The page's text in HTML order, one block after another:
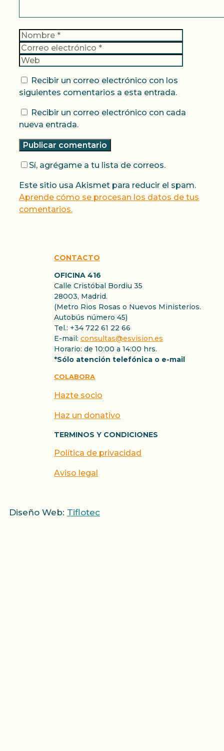
Nombre
Recibir un correo electrónico con los
siguientes comentarios a esta entrada.
Recibir un correo electrónico con cada
nueva entrada.
Sí, agrégame a tu lista de correos.
Este sitio usa Akismet para reducir el spam.
Aprende cómo se procesan los datos de tus
comentarios.
CONTACTO
OFICINA 416
Calle Cristóbal Bordiu 35
28003, Madrid.
(Metro Rios Rosas o Nuevos Ministerios.
Autobús número 45)
Tel.: +34 722 61 22 66
E-mail: consultas@esvision.es
Horario: de 10:00 a 14:00 hrs.
*Sólo atención telefónica o e-mail
COLABORA
Hazte socio
Haz un donativo
TERMINOS Y CONDICIONES
Política de privacidad
Aviso legal
Diseño Web: Tiflotec